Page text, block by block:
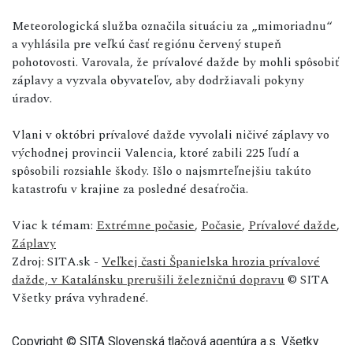
Meteorologická služba označila situáciu za „mimoriadnu“
a vyhlásila pre veľkú časť regiónu červený stupeň
pohotovosti. Varovala, že prívalové dažde by mohli spôsobiť
záplavy a vyzvala obyvateľov, aby dodržiavali pokyny
úradov.
Vlani v októbri prívalové dažde vyvolali ničivé záplavy vo
východnej provincii Valencia, ktoré zabili 225 ľudí a
spôsobili rozsiahle škody. Išlo o najsmrteľnejšiu takúto
katastrofu v krajine za posledné desaťročia.
Viac k témam: Extrémne počasie, Počasie, Prívalové dažde,
Záplavy
Zdroj: SITA.sk - Veľkej časti Španielska hrozia prívalové
dažde, v Katalánsku prerušili železničnú dopravu © SITA
Všetky práva vyhradené.
Copyright © SITA Slovenská tlačová agentúra a.s. Všetky